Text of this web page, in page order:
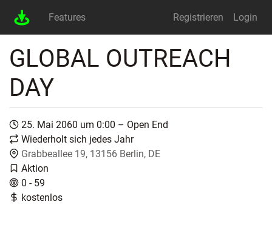
Features Registrieren Login
GLOBAL OUTREACH
DAY
25. Mai 2060 um 0:00 – Open End
Wiederholt sich jedes Jahr
Grabbeallee 19, 13156 Berlin, DE
Aktion
0 - 59
kostenlos